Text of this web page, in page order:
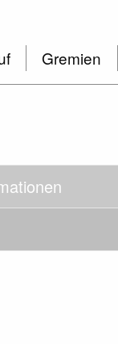
Gremien